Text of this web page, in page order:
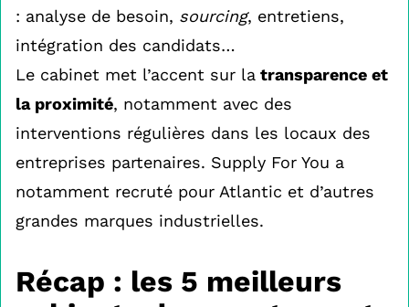
: analyse de besoin, sourcing, entretiens,
intégration des candidats…
Le cabinet met l’accent sur la transparence et
la proximité, notamment avec des
interventions régulières dans les locaux des
entreprises partenaires. Supply For You a
notamment recruté pour Atlantic et d’autres
grandes marques industrielles.
Récap : les 5 meilleurs